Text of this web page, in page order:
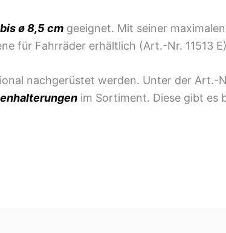
ø 8,5 cm geeignet. Mit seiner
für Fahrräder erhältlich (Art.-Nr. 11513
nachgerüstet werden. Unter der Art.-
im Sortiment. Diese gibt es